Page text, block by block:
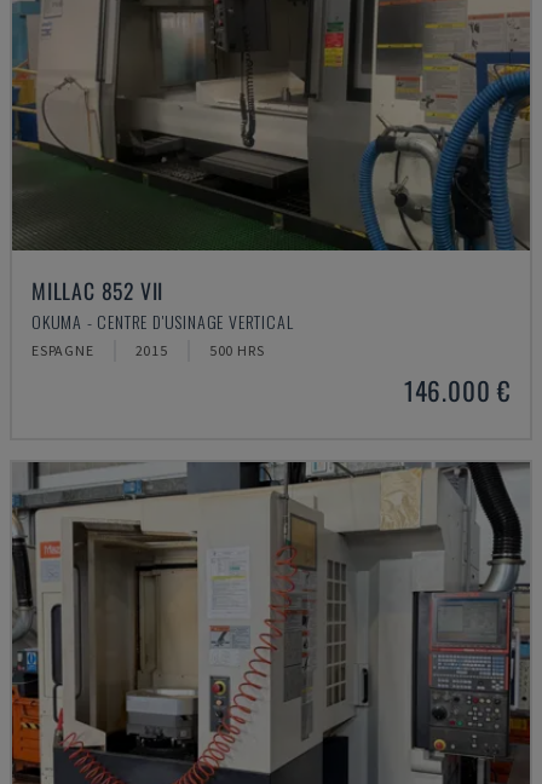
MILLAC 852 VII
OKUMA - CENTRE D'USINAGE VERTICAL
ESPAGNE 2015 500 HRS
146.000 €